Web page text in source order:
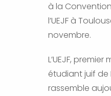
à la
l’UEJF à
novembre.
L’UEJF,
étudiant juif de
rassemble